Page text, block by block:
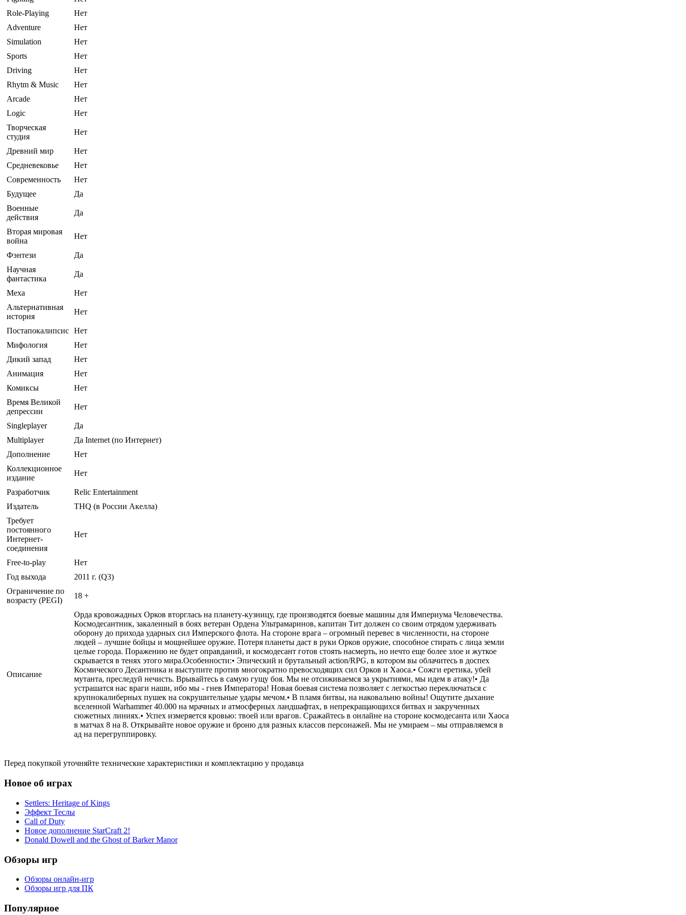
Role-Playing
Нет
Adventure
Нет
Simulation
Нет
Sports
Нет
Driving
Нет
Rhytm & Music
Нет
Arcade
Нет
Logic
Нет
Творческая
студия
Нет
Древний мир
Нет
Средневековье
Нет
Современность
Нет
Будущее
Да
Военные
действия
Да
Вторая мировая
война
Нет
Фэнтези
Да
Научная
фантастика
Да
Меха
Нет
Альтернативная
история
Нет
Постапокалипсис Нет
Мифология
Нет
Дикий запад
Нет
Анимация
Нет
Комиксы
Нет
Время Великой
депрессии
Нет
Singleplayer
Да
Multiplayer
Да Internet (по Интернет)
Дополнение
Нет
Коллекционное
издание
Нет
Разработчик
Relic Entertainment
Издатель
THQ (в России Акелла)
Требует
постоянного
Интернет-
соединения
Нет
Free-to-play
Нет
Год выхода
2011 г. (Q3)
Ограничение по
возрасту (PEGI)
18 +
Описание
Орда кровожадных Орков вторглась на планету-кузницу, где производятся боевые машины для Империума Человечества.
Космодесантник, закаленный в боях ветеран Ордена Ультрамаринов, капитан Тит должен со своим отрядом удерживать
оборону до прихода ударных сил Имперского флота. На стороне врага – огромный перевес в численности, на стороне
людей – лучшие бойцы и мощнейшее оружие. Потеря планеты даст в руки Орков оружие, способное стирать с лица земли
целые города. Поражению не будет оправданий, и космодесант готов стоять насмерть, но нечто еще более злое и жуткое
скрывается в тенях этого мира.Особенности:• Эпический и брутальный action/RPG, в котором вы облачитесь в доспех
Космического Десантника и выступите против многократно превосходящих сил Орков и Хаоса.• Сожги еретика, убей
мутанта, преследуй нечисть. Врывайтесь в самую гущу боя. Мы не отсиживаемся за укрытиями, мы идем в атаку!• Да
устрашатся нас враги наши, ибо мы - гнев Императора! Новая боевая система позволяет с легкостью переключаться с
крупнокалиберных пушек на сокрушительные удары мечом.• В пламя битвы, на наковальню войны! Ощутите дыхание
вселенной Warhammer 40.000 на мрачных и атмосферных ландшафтах, в непрекращающихся битвах и закрученных
сюжетных линиях.• Успех измеряется кровью: твоей или врагов. Сражайтесь в онлайне на стороне космодесанта или Хаоса
в матчах 8 на 8. Открывайте новое оружие и броню для разных классов персонажей. Мы не умираем – мы отправляемся в
ад на перегруппировку.
Перед покупкой уточняйте технические характеристики и комплектацию у продавца
Новое об играх
Settlers: Heritage of Kings
Эффект Теслы
Call of Duty
Новое дополнение StarCraft 2!
Donald Dowell and the Ghost of Barker Manor
Обзоры игр
Обзоры онлайн-игр
Обзоры игр для ПК
Популярное